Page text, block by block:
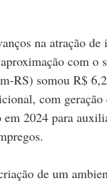
na atração de
com o
RS) somou R$
com
2024 para
de um